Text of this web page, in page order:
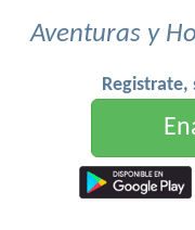
Aventuras y
Registrate,